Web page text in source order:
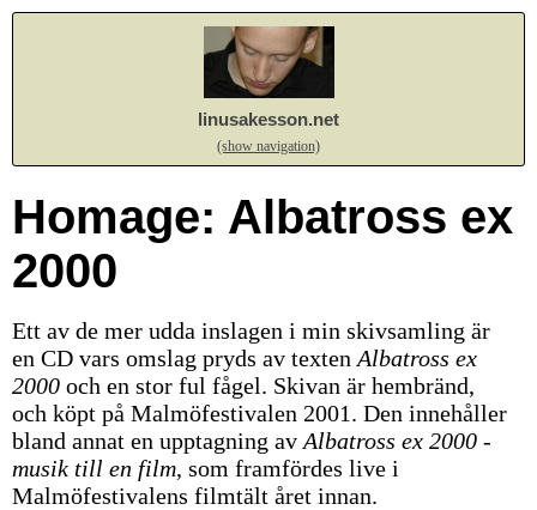
linusakesson.net
(show navigation)
Homage: Albatross ex
2000
Ett av de mer udda inslagen i min skivsamling är
en CD vars omslag pryds av texten Albatross ex
2000 och en stor ful fågel. Skivan är hembränd,
och köpt på Malmöfestivalen 2001. Den innehåller
bland annat en upptagning av Albatross ex 2000 -
musik till en film, som framfördes live i
Malmöfestivalens filmtält året innan.